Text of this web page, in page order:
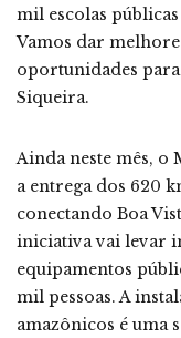
mil escolas
Vamos dar
oportunidades para
Siqueira.
Ainda neste mês, o
a entrega dos 620
conectando Boa
iniciativa vai levar
equipamentos
mil pessoas. A
amazônicos é uma